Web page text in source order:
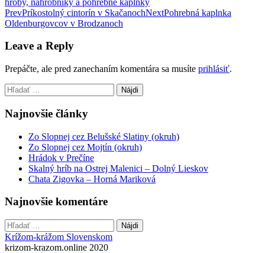
Post
navigation
PrevPríkostolný cintorín v SkačanochNextPohrebná kaplnka
Oldenburgovcov v Brodzanoch
Leave a Reply
Prepáčte, ale pred zanechaním komentára sa musíte prihlásiť.
Hľadať:
Najnovšie články
Zo Slopnej cez Belušské Slatiny (okruh)
Zo Slopnej cez Mojtín (okruh)
Hrádok v Prečíne
Skalný hríb na Ostrej Malenici – Dolný Lieskov
Chata Zigovka – Horná Mariková
Najnovšie komentáre
Hľadať:
Krížom-krážom Slovenskom
krizom-krazom.online 2020